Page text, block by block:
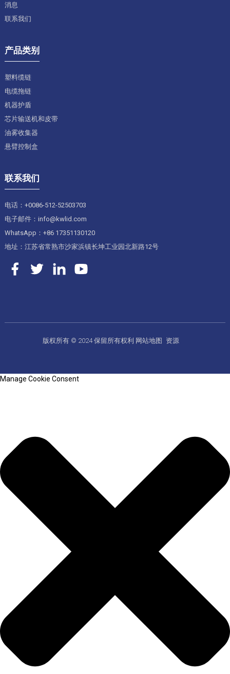
消息
联系我们
产品类别
塑料缆链
电缆拖链
机器护盾
芯片输送机和皮带
油雾收集器
悬臂控制盒
联系我们
电话：+0086-512-52503703
电子邮件：info@kwlid.com
WhatsApp：+86 17351130120
地址：江苏省常熟市沙家浜镇长坤工业园北新路12号
版权所有 © 2024 保留所有权利 网站地图 资源
Manage Cookie Consent